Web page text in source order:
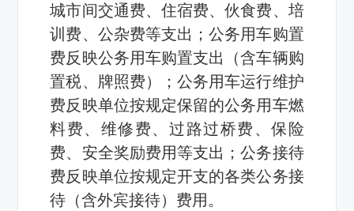
城市间交通费、住宿费、伙食费、培
训费、公杂费等支出；公务用车购置
费反映公务用车购置支出（含车辆购
置税、牌照费）；公务用车运行维护
费反映单位按规定保留的公务用车燃
料费、维修费、过路过桥费、保险
费、安全奖励费用等支出；公务接待
费反映单位按规定开支的各类公务接
待（含外宾接待）费用。